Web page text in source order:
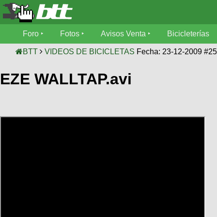
Foro
Foro
Mecánica
Fotos
SUBÍ
Avisos
Bicicleterías
Foro Fotos Avisos Venta Bicicleterías
BTT VIDEOS DE BICICLETAS Fecha: 23-12-2009
EZE WALLTAP.avi